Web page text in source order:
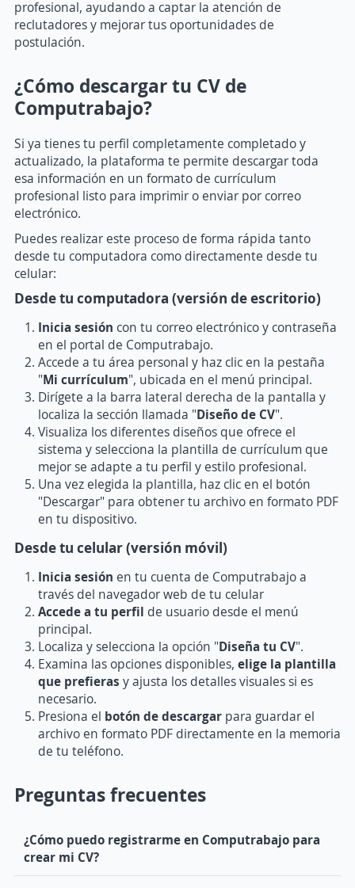
profesional, ayudando a captar la atención de
reclutadores y mejorar tus oportunidades de
postulación.
¿Cómo descargar tu CV de
Computrabajo?
Si ya tienes tu perfil completamente completado y
actualizado, la plataforma te permite descargar toda
esa información en un formato de currículum
profesional listo para imprimir o enviar por correo
electrónico.
Puedes realizar este proceso de forma rápida tanto
desde tu computadora como directamente desde tu
celular:
Desde tu computadora (versión de escritorio)
Inicia sesión con tu correo electrónico y contraseña
en el portal de Computrabajo.
Accede a tu área personal y haz clic en la pestaña
"Mi currículum", ubicada en el menú principal.
Dirígete a la barra lateral derecha de la pantalla y
localiza la sección llamada "Diseño de CV".
Visualiza los diferentes diseños que ofrece el
sistema y selecciona la plantilla de currículum que
mejor se adapte a tu perfil y estilo profesional.
Una vez elegida la plantilla, haz clic en el botón
"Descargar" para obtener tu archivo en formato PDF
en tu dispositivo.
Desde tu celular (versión móvil)
Inicia sesión en tu cuenta de Computrabajo a
través del navegador web de tu celular
Accede a tu perfil de usuario desde el menú
principal.
Localiza y selecciona la opción "Diseña tu CV".
Examina las opciones disponibles, elige la plantilla
que prefieras y ajusta los detalles visuales si es
necesario.
Presiona el botón de descargar para guardar el
archivo en formato PDF directamente en la memoria
de tu teléfono.
Preguntas frecuentes
¿Cómo puedo registrarme en Computrabajo para
crear mi CV?